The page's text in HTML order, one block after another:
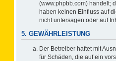
(www.phpbb.com) handelt;
haben keinen Einfluss auf
nicht untersagen oder auf
5. GEWÄHRLEISTUNG
Der Betreiber haftet mit
für Schäden, die auf ein